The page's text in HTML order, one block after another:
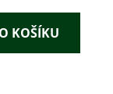
KOŠÍKU